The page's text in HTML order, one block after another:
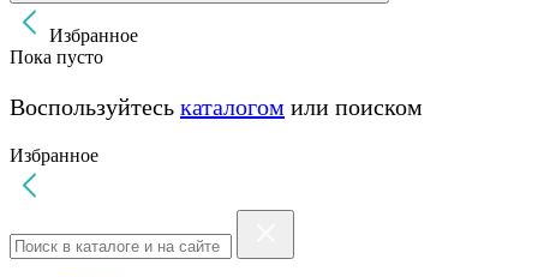
Избранное
Пока пусто
Воспользуйтесь каталогом или поиском
Избранное